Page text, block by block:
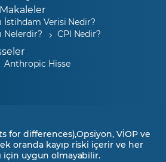
İstihdam Verisi Nedir?
Nelerdir?
CPI Nedir?
Anthropic Hisse
for differences),Opsiyon, VİOP ve
oranda kayıp riski içerir ve her
için uygun olmayabilir.